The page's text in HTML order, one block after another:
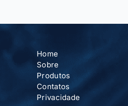
Home
Sobre
Produtos
Contatos
Privacidade